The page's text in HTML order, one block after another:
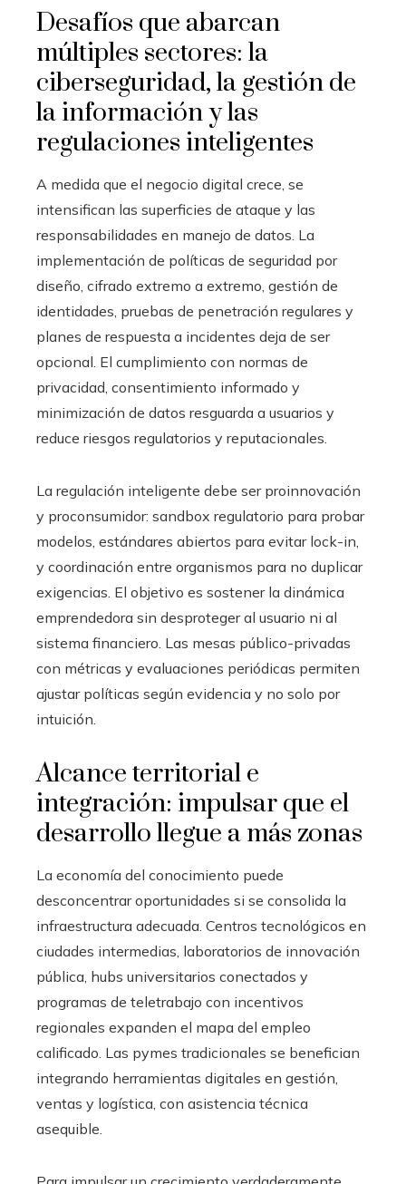
Desafíos que abarcan
múltiples sectores: la
ciberseguridad, la gestión de
la información y las
regulaciones inteligentes
A medida que el negocio digital crece, se
intensifican las superficies de ataque y las
responsabilidades en manejo de datos. La
implementación de políticas de seguridad por
diseño, cifrado extremo a extremo, gestión de
identidades, pruebas de penetración regulares y
planes de respuesta a incidentes deja de ser
opcional. El cumplimiento con normas de
privacidad, consentimiento informado y
minimización de datos resguarda a usuarios y
reduce riesgos regulatorios y reputacionales.
La regulación inteligente debe ser proinnovación
y proconsumidor: sandbox regulatorio para probar
modelos, estándares abiertos para evitar lock-in,
y coordinación entre organismos para no duplicar
exigencias. El objetivo es sostener la dinámica
emprendedora sin desproteger al usuario ni al
sistema financiero. Las mesas público-privadas
con métricas y evaluaciones periódicas permiten
ajustar políticas según evidencia y no solo por
intuición.
Alcance territorial e
integración: impulsar que el
desarrollo llegue a más zonas
La economía del conocimiento puede
desconcentrar oportunidades si se consolida la
infraestructura adecuada. Centros tecnológicos en
ciudades intermedias, laboratorios de innovación
pública, hubs universitarios conectados y
programas de teletrabajo con incentivos
regionales expanden el mapa del empleo
calificado. Las pymes tradicionales se benefician
integrando herramientas digitales en gestión,
ventas y logística, con asistencia técnica
asequible.